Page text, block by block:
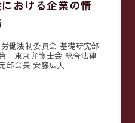
おける企業の情
働法制委員会 基礎研究部
東京弁護士会 総合法律
部会長 安藤広人